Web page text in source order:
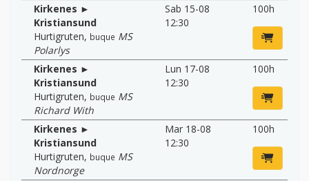
Kirkenes ►
Kristiansund
Hurtigruten, buque MS
Polarlys
Sab 15-08
12:30
100h
Kirkenes ►
Kristiansund
Hurtigruten, buque MS
Richard With
Lun 17-08
12:30
100h
Kirkenes ►
Kristiansund
Hurtigruten, buque MS
Nordnorge
Mar 18-08
12:30
100h